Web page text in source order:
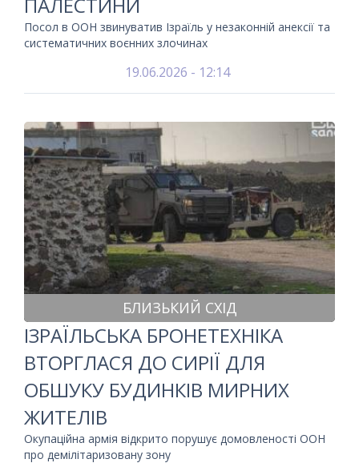
Посол в ООН звинуватив Ізраїль у незаконній анексії та
систематичних воєнних злочинах
19.06.2026 - 12:14
БЛИЗЬКИЙ СХІД
ІЗРАЇЛЬСЬКА БРОНЕТЕХНІКА
ВТОРГЛАСЯ ДО СИРІЇ ДЛЯ
ОБШУКУ БУДИНКІВ МИРНИХ
ЖИТЕЛІВ
Окупаційна армія відкрито порушує домовленості ООН
про демілітаризовану зону